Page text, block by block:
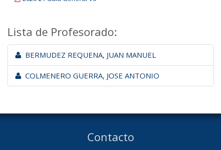
Lista de Profesorado:
BERMUDEZ REQUENA, JUAN MANUEL
COLMENERO GUERRA, JOSE ANTONIO
Contacto